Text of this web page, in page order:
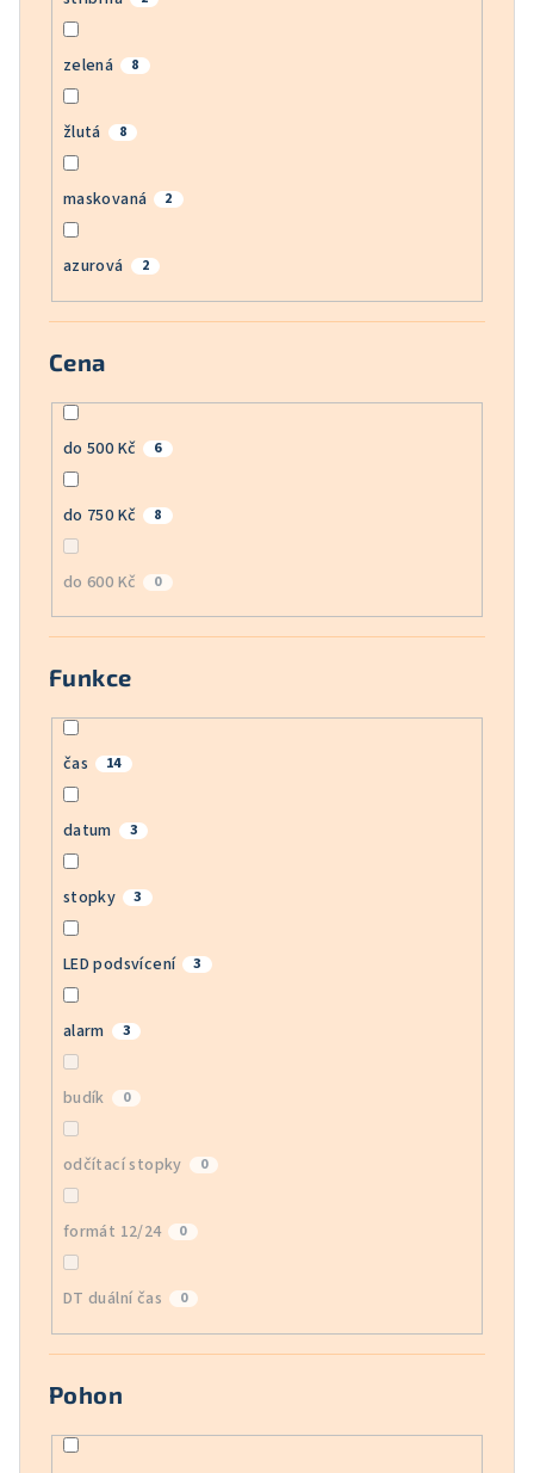
zelená 8
žlutá 8
maskovaná 2
azurová 2
Cena
do 500 Kč 6
do 750 Kč 8
do 600 Kč 0
Funkce
čas 14
datum 3
stopky 3
LED podsvícení 3
alarm 3
budík 0
odčítací stopky 0
formát 12/24 0
DT duální čas 0
Pohon